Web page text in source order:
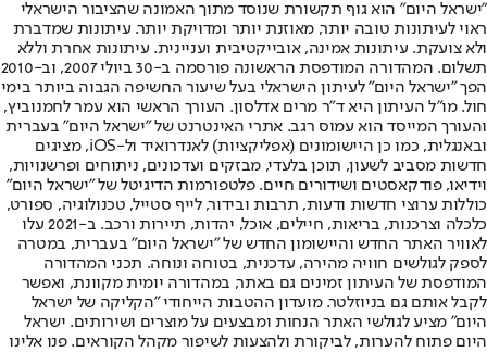
"ישראל היום" הוא גוף תקשורת שנוסד מתוך האמונה שהציבור הישראלי
ראוי לעיתונות טובה יותר, מאוזנת יותר ומדויקת יותר. עיתונות שמדברת
ולא צועקת. עיתונות אמינה, אובייקטיבית ועניינית. עיתונות אחרת וללא
תשלום. המהדורה המודפסת הראשונה פורסמה ב-30 ביולי 2007, וב-2010
הפך "ישראל היום" לעיתון הישראלי בעל שיעור החשיפה הגבוה ביותר בימי
חול. מו"ל העיתון היא ד"ר מרים אדלסון. העורך הראשי הוא עמר לחמנוביץ,
והעורך המייסד הוא עמוס רגב. אתרי האינטרנט של "ישראל היום" בעברית
ובאנגלית, כמו כן היישומונים (אפליקציות) לאנדרואיד ול-iOS, מציגים
חדשות מסביב לשעון, תוכן בלעדי, מבזקים ועדכונים, ניתוחים ופרשנויות,
וידיאו, פודקאסטים ושידורים חיים. פלטפורמות הדיגיטל של "ישראל היום"
כוללות ערוצי חדשות ודעות, תרבות ובידור, לייף סטייל, טכנולוגיה, ספורט,
כלכלה וצרכנות, בריאות, חיילים, אוכל, יהדות, תיירות ורכב. ב-2021 עלו
לאוויר האתר החדש והיישומון החדש של "ישראל היום" בעברית, במטרה
לספק לגולשים חוויה מהירה, עדכנית, בטוחה ונוחה. תכני המהדורה
המודפסת של העיתון זמינים גם באתר, במהדורה יומית מקוונת, ואפשר
לקבל אותם גם בניוזלטר. מועדון ההטבות הייחודי "הקליקה של ישראל
היום" מציע לגולשי האתר הנחות ומבצעים על מוצרים ושירותים. ישראל
היום פתוח להערות, לביקורת ולהצעות לשיפור מקהל הקוראים. פנו אלינו